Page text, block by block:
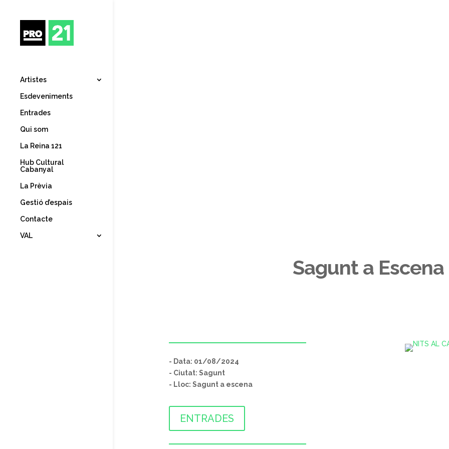
Artistes
Esdeveniments
Entrades
Qui som
La Reina 121
Hub Cultural
Cabanyal
La Prèvia
Gestió d’espais
Contacte
VAL
Sagunt a Escena
- Data: 01/08/2024
- Ciutat: Sagunt
- Lloc: Sagunt a escena
ENTRADES